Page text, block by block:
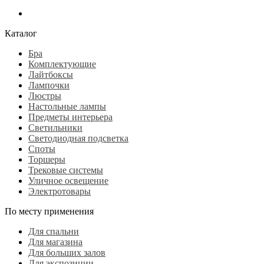
Каталог
Бра
Комплектующие
Лайтбоксы
Лампочки
Люстры
Настольные лампы
Предметы интерьера
Светильники
Светодиодная подсветка
Споты
Торшеры
Трековые системы
Уличное освещение
Электротовары
По месту применения
Для спальни
Для магазина
Для больших залов